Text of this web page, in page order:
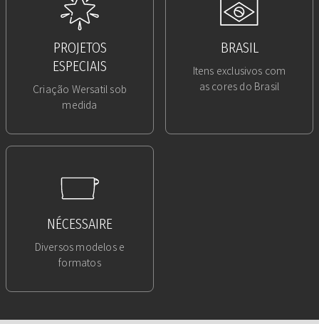
PROJETOS
ESPECIAIS
Criação Wersatil sob
medida
BRASIL
Itens exclusivos com
as cores do Brasil
NÉCESSAIRE
Diversos modelos e
formatos